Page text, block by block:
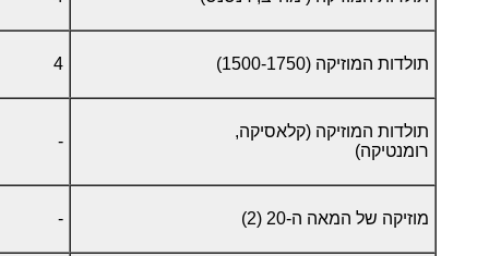
תולדות המוזיקה (1500-1750) 4
תולדות המוזיקה (קלאסיקה,
רומנטיקה)
-
מוזיקה של המאה ה-20 (2) -